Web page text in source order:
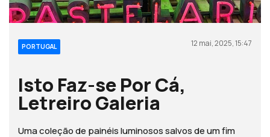
PORTUGAL 12 mai, 2025, 15:47
Isto Faz-se Por Cá,
Letreiro Galeria
Uma coleção de painéis luminosos salvos de um fim